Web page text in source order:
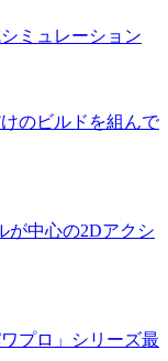
ミュレーション
のビルドを組んで
が中心の2Dアクシ
プロ」シリーズ最